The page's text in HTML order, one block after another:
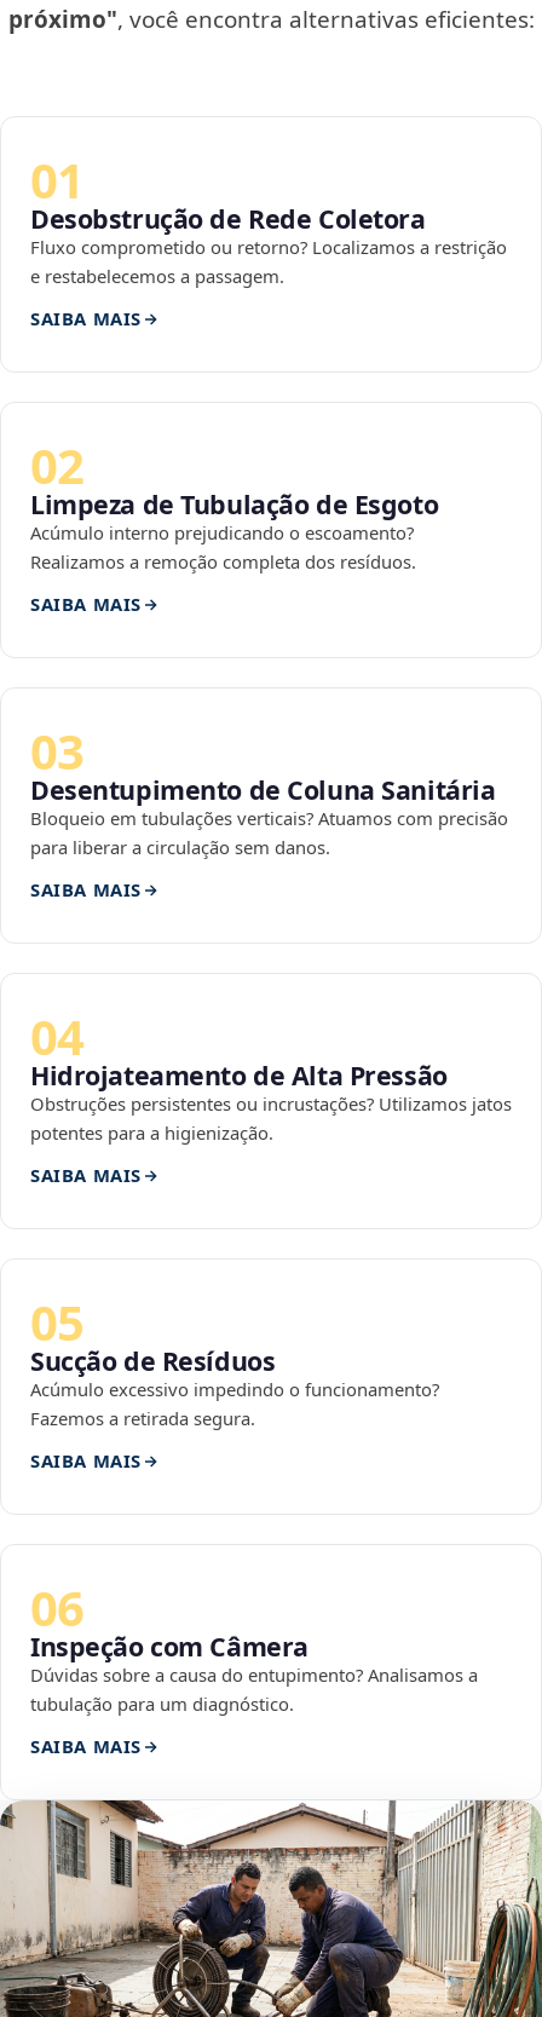
próximo", você encontra alternativas eficientes:
01
Desobstrução de Rede Coletora
Fluxo comprometido ou retorno? Localizamos a restrição
e restabelecemos a passagem.
SAIBA MAIS
02
Limpeza de Tubulação de Esgoto
Acúmulo interno prejudicando o escoamento?
Realizamos a remoção completa dos resíduos.
SAIBA MAIS
03
Desentupimento de Coluna Sanitária
Bloqueio em tubulações verticais? Atuamos com precisão
para liberar a circulação sem danos.
SAIBA MAIS
04
Hidrojateamento de Alta Pressão
Obstruções persistentes ou incrustações? Utilizamos jatos
potentes para a higienização.
SAIBA MAIS
05
Sucção de Resíduos
Acúmulo excessivo impedindo o funcionamento?
Fazemos a retirada segura.
SAIBA MAIS
06
Inspeção com Câmera
Dúvidas sobre a causa do entupimento? Analisamos a
tubulação para um diagnóstico.
SAIBA MAIS